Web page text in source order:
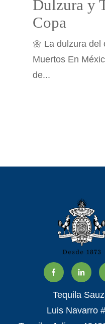
Dulzura y
Copa
🌼 La dulzura del
Muertos En
de...
Tequila
Luis Navarro